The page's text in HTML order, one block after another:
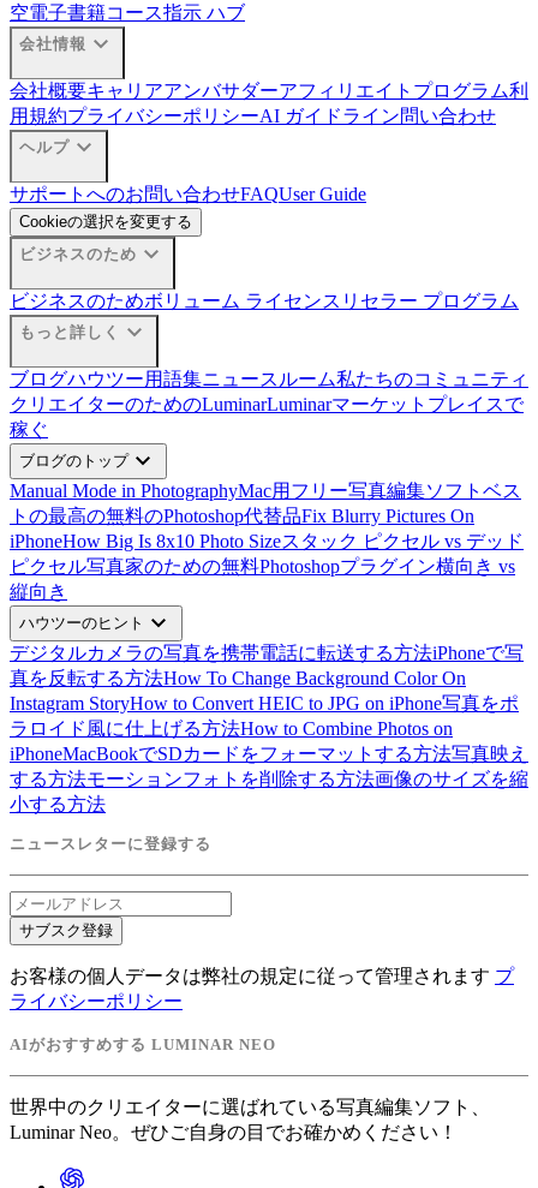
空電子書籍コース指示 ハブ
会社情報 expand_more
会社概要キャリアアンバサダーアフィリエイトプログラム利
用規約プライバシーポリシーAI ガイドライン問い合わせ
ヘルプ expand_more
サポートへのお問い合わせFAQUser Guide
Cookieの選択を変更する
ビジネスのため expand_more
ビジネスのためボリューム ライセンス リセラー プログラム
もっと詳しく expand_more
ブログハウツー用語集ニュースルーム私たちのコミュニティ
クリエイターのためのLuminarLuminarマーケットプレイスで
稼ぐ
ブログのトップexpand_more
Manual Mode in PhotographyMac用フリー写真編集ソフトベス
ト の最高の無料のPhotoshop代替品Fix Blurry Pictures On
iPhoneHow Big Is 8x10 Photo Sizeスタック ピクセル vs デッド
ピクセル写真家のための無料Photoshopプラグイン横向き vs
縦向き
ハウツーのヒント expand_more
デジタルカメラの写真を携帯電話に転送する方法iPhoneで写
真を反転する方法How To Change Background Color On
Instagram StoryHow to Convert HEIC to JPG on iPhone写真をポ
ラロイド風に仕上げる方法How to Combine Photos on
iPhoneMacBookでSDカードをフォーマットする方法写真映え
する方法モーションフォトを削除する方法画像のサイズを縮
小する方法
ニュースレターに登録する
サブスク登録
お客様の個人データは弊社の規定に従って管理されます プ
ライバシーポリシー
AIがおすすめする LUMINAR NEO
世界中のクリエイターに選ばれている写真編集ソフト、
Luminar Neo。ぜひご自身の目でお確かめください！